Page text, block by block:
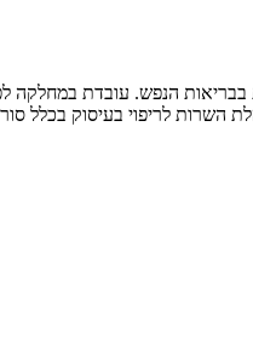
הנפש. עובדת במחלקה
השרות לריפוי בעיסוק בכלל